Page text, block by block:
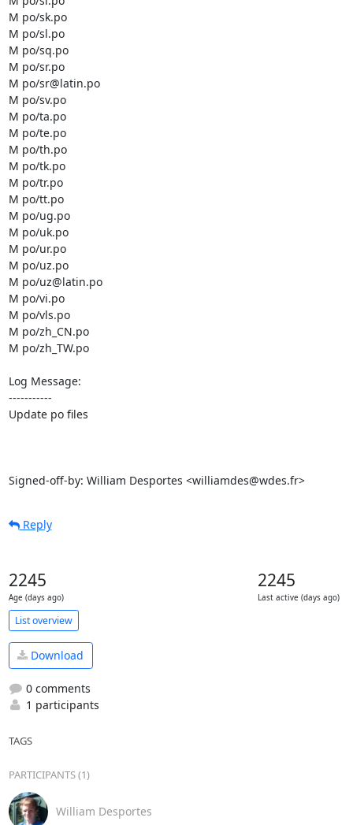
M po/sk.po
M po/sl.po
M po/sq.po
M po/sr.po
M po/sr@latin.po
M po/sv.po
M po/ta.po
M po/te.po
M po/th.po
M po/tk.po
M po/tr.po
M po/tt.po
M po/ug.po
M po/uk.po
M po/ur.po
M po/uz.po
M po/uz@latin.po
M po/vi.po
M po/vls.po
M po/zh_CN.po
M po/zh_TW.po
Log Message:
-----------
Update po files
Signed-off-by: William Desportes <williamdes@wdes.fr>
Reply
2245
Age (days ago)
2245
Last active (days ago)
List overview
Download
0 comments
1 participants
TAGS
PARTICIPANTS (1)
William Desportes